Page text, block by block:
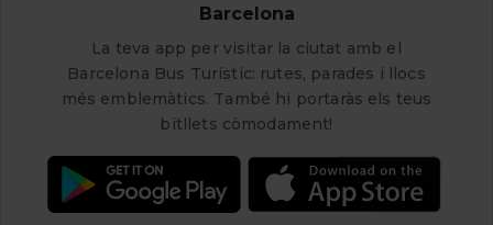
Barcelona
La teva app per visitar la ciutat amb el
Barcelona Bus Turístic: rutes, parades i llocs
més emblemàtics. També hi portaràs els teus
bitllets còmodament!